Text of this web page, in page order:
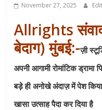
November 27, 2025
Allrights
बेदाग)मुंबई:-ज़ी
अपनी आगामी रोमांटिक ड्रामा
बड़े ही अनोखे अंदाज़ में पेश
खासा उत्साह पैदा कर दिया है